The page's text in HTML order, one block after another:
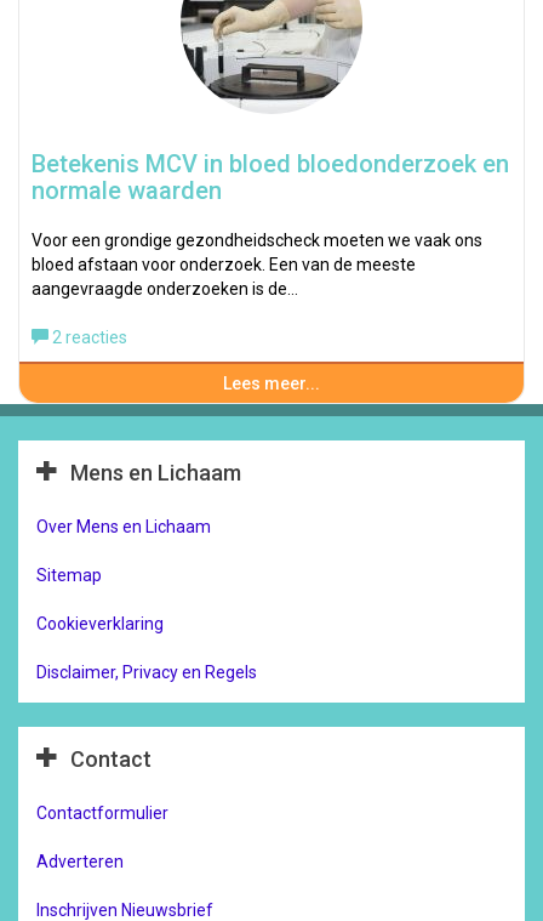
Betekenis MCV in bloed bloedonderzoek en
normale waarden
Voor een grondige gezondheidscheck moeten we vaak ons
bloed afstaan voor onderzoek. Een van de meeste
aangevraagde onderzoeken is de…
2 reacties
Lees meer...
Mens en Lichaam
Over Mens en Lichaam
Sitemap
Cookieverklaring
Disclaimer, Privacy en Regels
Contact
Contactformulier
Adverteren
Inschrijven Nieuwsbrief